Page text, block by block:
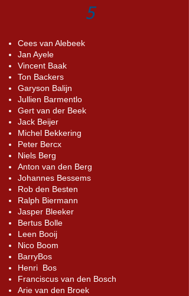
5
Cees van Alebeek
Jan Ayele
Vincent Baak
Ton Backers
Garyson Balijn
Jullien Barmentlo
Gert van der Beek
Jack Beijer
Michel Bekkering
Peter Bercx
Niels Berg
Anton van den Berg
Johannes Bessems
Rob den Besten
Ralph Biermann
Jasper Bleeker
Bertus Bolle
Leen Booij
Nico Boom
BarryBos
Henri Bos
Franciscus van den Bosch
Arie van den Broek